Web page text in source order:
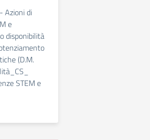
Azioni di
e
disponibilità
(D.M.
STEM e